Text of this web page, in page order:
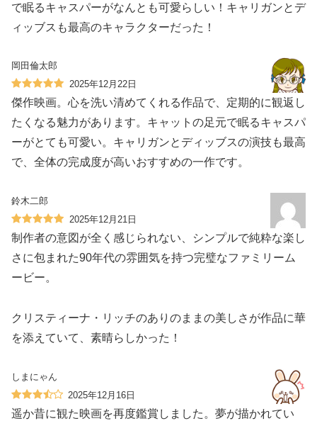
で眠るキャスパーがなんとも可愛らしい！キャリガンとデ
ィッブスも最高のキャラクターだった！
岡田倫太郎
2025年12月22日
傑作映画。心を洗い清めてくれる作品で、定期的に観返し
たくなる魅力があります。キャットの足元で眠るキャスパ
ーがとても可愛い。キャリガンとディッブスの演技も最高
で、全体の完成度が高いおすすめの一作です。
鈴木二郎
2025年12月21日
制作者の意図が全く感じられない、シンプルで純粋な楽し
さに包まれた90年代の雰囲気を持つ完璧なファミリーム
ービー。
クリスティーナ・リッチのありのままの美しさが作品に華
を添えていて、素晴らしかった！
しまにゃん
2025年12月16日
遥か昔に観た映画を再度鑑賞しました。夢が描かれてい